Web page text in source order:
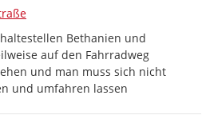
Bethanien und
auf den Fahrradweg
und man muss sich nicht
und umfahren lassen